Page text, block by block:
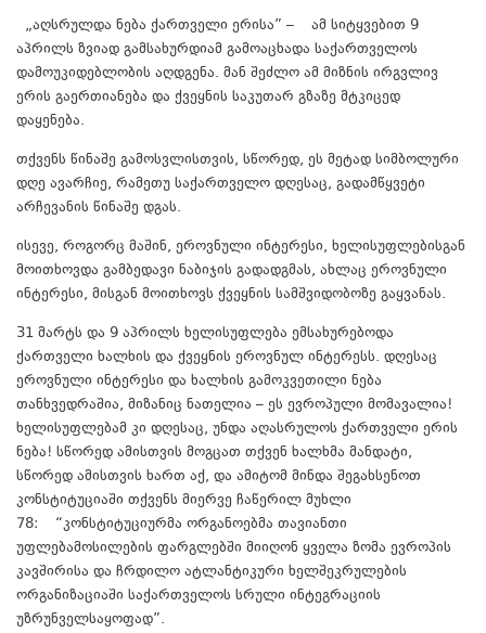
„აღსრულდა ნება ქართველი ერისა” – ამ სიტყვებით 9
აპრილს ზვიად გამსახურდიამ გამოაცხადა საქართველოს
დამოუკიდებლობის აღდგენა. მან შეძლო ამ მიზნის ირგვლივ
ერის გაერთიანება და ქვეყნის საკუთარ გზაზე მტკიცედ
დაყენება.
თქვენს წინაშე გამოსვლისთვის, სწორედ, ეს მეტად სიმბოლური
დღე ავარჩიე, რამეთუ საქართველო დღესაც, გადამწყვეტი
არჩევანის წინაშე დგას.
ისევე, როგორც მაშინ, ეროვნული ინტერესი, ხელისუფლებისგან
მოითხოვდა გამბედავი ნაბიჯის გადადგმას, ახლაც ეროვნული
ინტერესი, მისგან მოითხოვს ქვეყნის სამშვიდობოზე გაყვანას.
31 მარტს და 9 აპრილს ხელისუფლება ემსახურებოდა
ქართველი ხალხის და ქვეყნის ეროვნულ ინტერესს. დღესაც
ეროვნული ინტერესი და ხალხის გამოკვეთილი ნება
თანხვედრაშია, მიზანიც ნათელია – ეს ევროპული მომავალია!
ხელისუფლებამ კი დღესაც, უნდა აღასრულოს ქართველი ერის
ნება! სწორედ ამისთვის მოგცათ თქვენ ხალხმა მანდატი,
სწორედ ამისთვის ხართ აქ, და ამიტომ მინდა შეგახსენოთ
კონსტიტუციაში თქვენს მიერვე ჩაწერილ მუხლი
78: “კონსტიტუციურმა ორგანოებმა თავიანთი
უფლებამოსილების ფარგლებში მიიღონ ყველა ზომა ევროპის
კავშირისა და ჩრდილო ატლანტიკური ხელშეკრულების
ორგანიზაციაში საქართველოს სრული ინტეგრაციის
უზრუნველსაყოფად”.